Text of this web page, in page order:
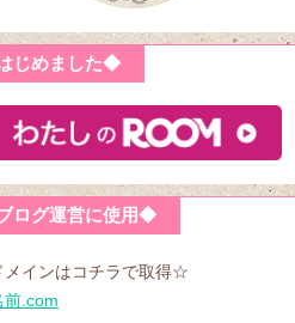
じめました◆
ログ運営に使用◆
インはコチラで取得☆
前.com